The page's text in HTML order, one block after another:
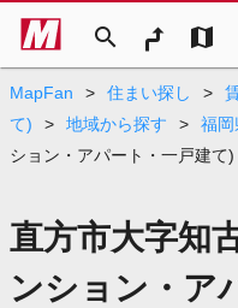
search map
MapFan > 住まい探し >
て)
> 地域から探す > 福岡
ション・アパート・一戸建て)
直方市大字知
ンション・ア